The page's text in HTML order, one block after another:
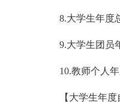
8.大学生年度
9.大学生团员
10.教师个人
【大学生年